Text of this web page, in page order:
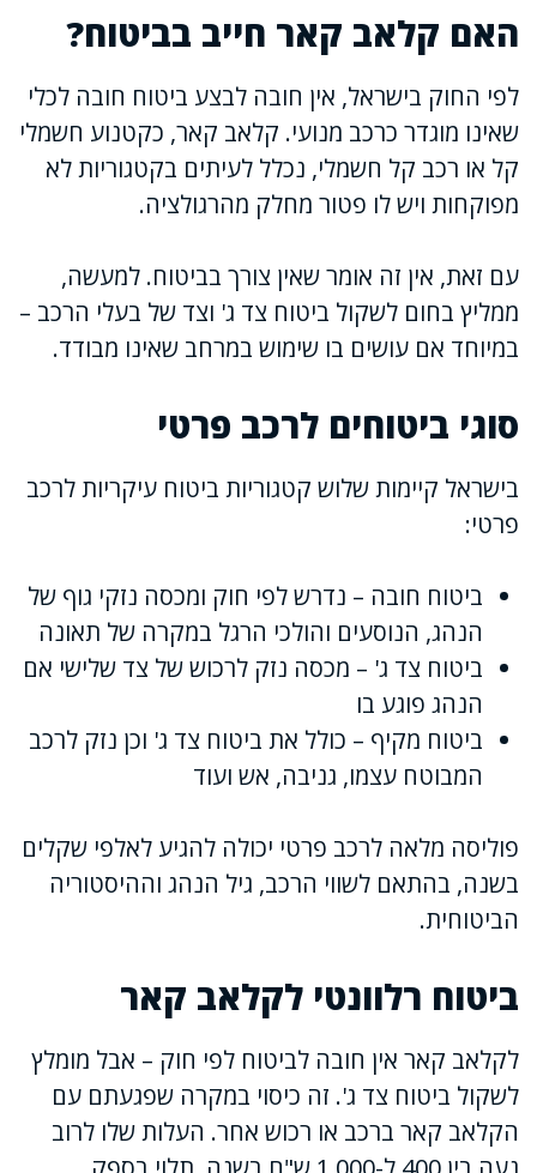
האם קלאב קאר חייב בביטוח?
לפי החוק בישראל, אין חובה לבצע ביטוח חובה לכלי
שאינו מוגדר כרכב מנועי. קלאב קאר, כקטנוע חשמלי
קל או רכב קל חשמלי, נכלל לעיתים בקטגוריות לא
מפוקחות ויש לו פטור מחלק מהרגולציה.
עם זאת, אין זה אומר שאין צורך בביטוח. למעשה,
ממליץ בחום לשקול ביטוח צד ג' וצד של בעלי הרכב –
במיוחד אם עושים בו שימוש במרחב שאינו מבודד.
סוגי ביטוחים לרכב פרטי
בישראל קיימות שלוש קטגוריות ביטוח עיקריות לרכב
פרטי:
ביטוח חובה – נדרש לפי חוק ומכסה נזקי גוף של
הנהג, הנוסעים והולכי הרגל במקרה של תאונה
ביטוח צד ג' – מכסה נזק לרכוש של צד שלישי אם
הנהג פוגע בו
ביטוח מקיף – כולל את ביטוח צד ג' וכן נזק לרכב
המבוטח עצמו, גניבה, אש ועוד
פוליסה מלאה לרכב פרטי יכולה להגיע לאלפי שקלים
בשנה, בהתאם לשווי הרכב, גיל הנהג וההיסטוריה
הביטוחית.
ביטוח רלוונטי לקלאב קאר
לקלאב קאר אין חובה לביטוח לפי חוק – אבל מומלץ
לשקול ביטוח צד ג'. זה כיסוי במקרה שפגעתם עם
הקלאב קאר ברכב או רכוש אחר. העלות שלו לרוב